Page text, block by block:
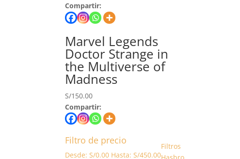
Compartir:
Marvel Legends
Doctor Strange in
the Multiverse of
Madness
S/150.00
Compartir:
Filtro de precio
Desde:S/0.00 Hasta:S/450.00
Filtros